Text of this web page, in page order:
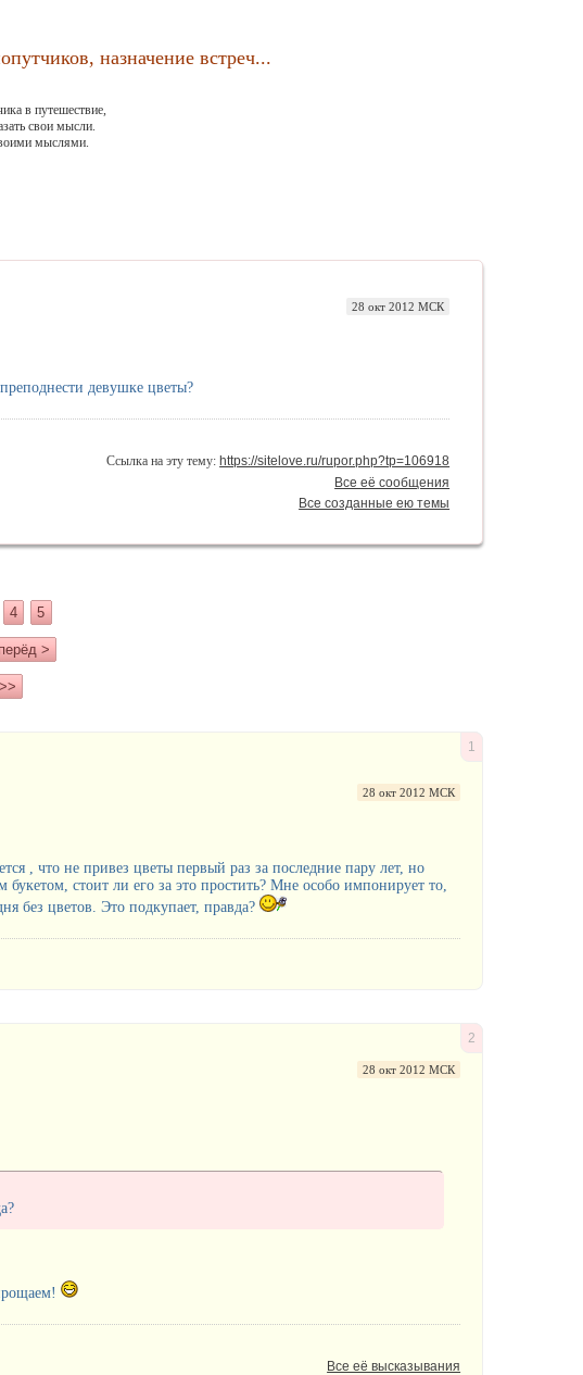
назначение встреч...
в путешествие,
свои мысли.
мыслями.
28 окт 2012 МСК
девушке цветы?
Ссылка на эту тему: https://sitelove.ru/rupor.php?tp=106918
Все её сообщения
Все созданные ею темы
4 5
>
>>
1
28 окт 2012 МСК
, что не привез цветы первый раз за последние пару лет, но
стоит ли его за это простить? Мне особо импонирует то,
без цветов. Это подкупает, правда?
2
28 окт 2012 МСК
Все её высказывания